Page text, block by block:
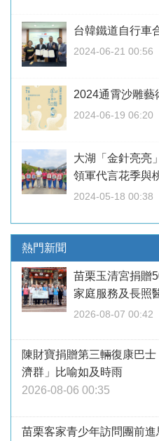
台韓鐵道自行車
2024-06-21 00:56
2024通霄沙雕
2024-06-19 06:20
大湖「金針亮
領軍代言花季與
2024-05-18 00:38
熱門新聞
苗栗玉清宮捐贈
家庭服務及長照
2026-08-07 00:42
陳財寶捐贈第三輛復康巴
濟群」比喻如及時雨
2026-08-06 00:35
苗栗客家青少年訪問團前